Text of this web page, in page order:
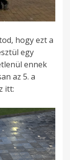
hogy ezt a
egy
ennek
az 5. a
itt: